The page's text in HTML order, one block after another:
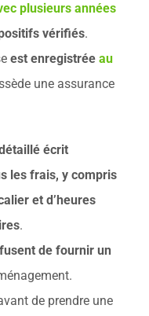
plusieurs années
vérifiés.
est enregistrée au
une assurance
écrit
les frais, y compris
et d’heures
.
de fournir un
de prendre une